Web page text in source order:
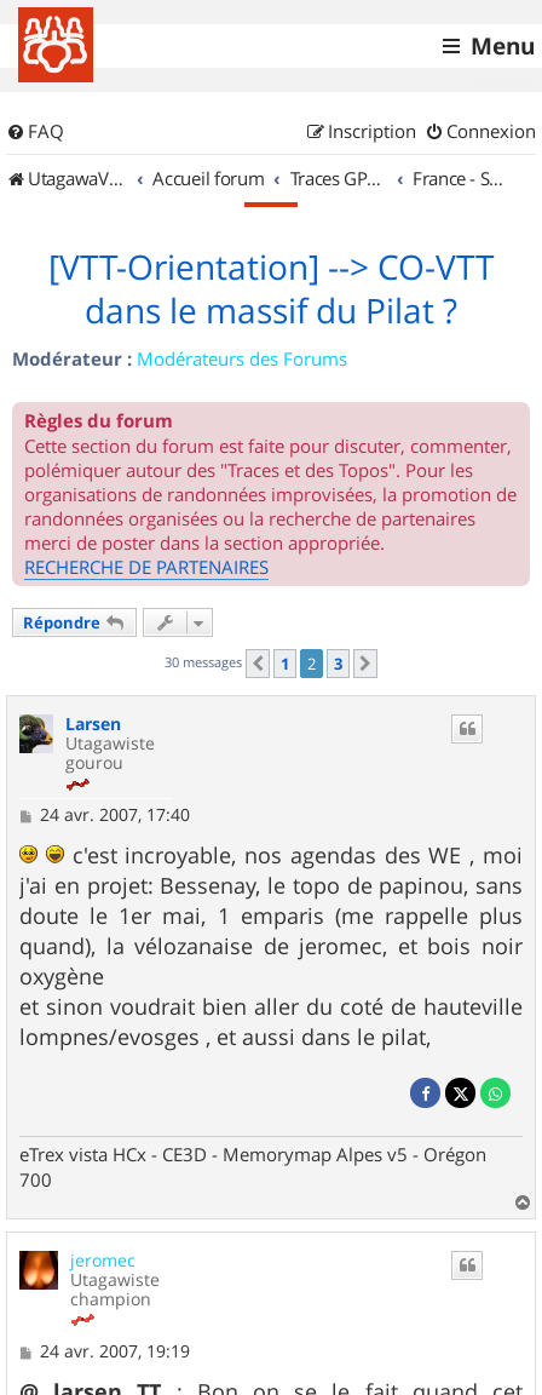
Menu
FAQ Connexion
Inscription
UtagawaVTT (Randos VTT et VTTAE avec traces GPS)
Accueil forum Traces GPS de randos VTT France - Sud Est
[VTT-Orientation] --> CO-VTT
dans le massif du Pilat ?
Modérateur : Modérateurs des Forums
Règles du forum
Cette section du forum est faite pour discuter, commenter,
polémiquer autour des "Traces et des Topos". Pour les
organisations de randonnées improvisées, la promotion de
randonnées organisées ou la recherche de partenaires
merci de poster dans la section appropriée.
RECHERCHE DE PARTENAIRES
Répondre
30 messages Précédent
1 2 3
Larsen
Utagawiste
gourou
M
s
a
g
e
24 avr. 2007, 17:40
c'est incroyable, nos agendas des WE , moi
j'ai en projet: Bessenay, le topo de papinou, sans
doute le 1er mai, 1 emparis (me rappelle plus
quand), la vélozanaise de jeromec, et bois noir
oxygène
et sinon voudrait bien aller du coté de hauteville
lompnes/evosges , et aussi dans le pilat,
eTrex vista HCx - CE3D - Memorymap Alpes v5 - Orégon
700
a
u
jeromec
Utagawiste
champion
M
s
24 avr. 2007, 19:19